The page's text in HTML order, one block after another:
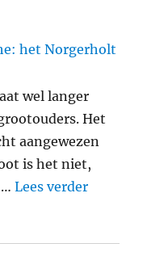
landkaartje"
het Norgerholt
wel langer
Het
aangewezen
is het niet,
…Lees verder